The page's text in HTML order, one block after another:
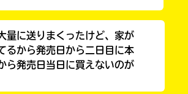
量に送りまくったけど、家が
るから発売日から二日目に本
ら発売日当日に買えないのが